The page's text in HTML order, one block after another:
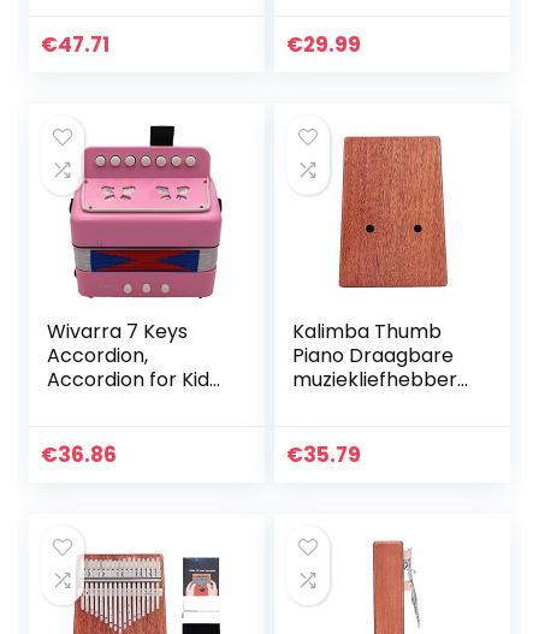
Speeltoon Orgel,
ken, Geen
Vermogen Vereist
(Color : Blue)
€47.71 €29.99
Wivarra 7 Keys
Accordion,
Accordion for Kids,
Instrument for
€36.86
Kalimba Thumb
Piano Draagbare
muziekliefhebbers
ouderen
€35.79